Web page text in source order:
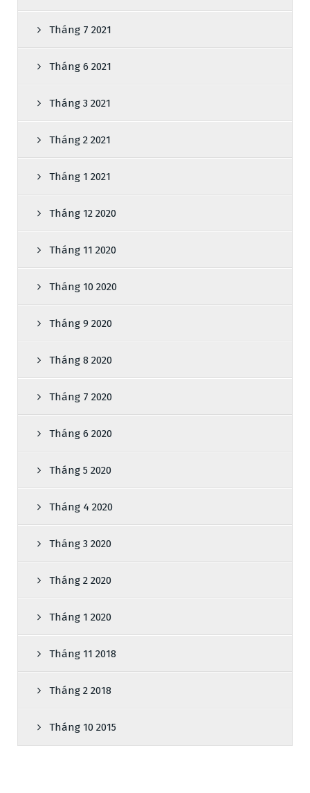
Tháng 7 2021
Tháng 6 2021
Tháng 3 2021
Tháng 2 2021
Tháng 1 2021
Tháng 12 2020
Tháng 11 2020
Tháng 10 2020
Tháng 9 2020
Tháng 8 2020
Tháng 7 2020
Tháng 6 2020
Tháng 5 2020
Tháng 4 2020
Tháng 3 2020
Tháng 2 2020
Tháng 1 2020
Tháng 11 2018
Tháng 2 2018
Tháng 10 2015